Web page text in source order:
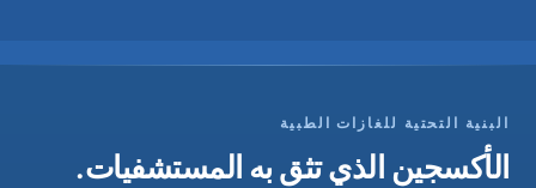
البنية التحتية للغازات الطبية
الأكسجين الذي تثق به المستشفيات.